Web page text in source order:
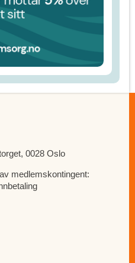
0028 Oslo
medlemskontingent: